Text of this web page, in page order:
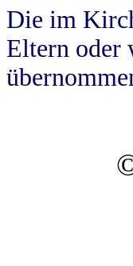
Die im
Eltern oder